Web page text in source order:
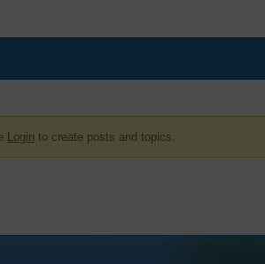
Login to create posts and topics.